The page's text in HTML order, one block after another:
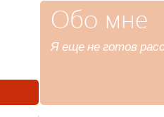
Обо мне
Я еще не готов